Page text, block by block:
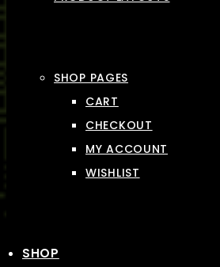
SHOP PAGES
CART
CHECKOUT
MY ACCOUNT
WISHLIST
SHOP